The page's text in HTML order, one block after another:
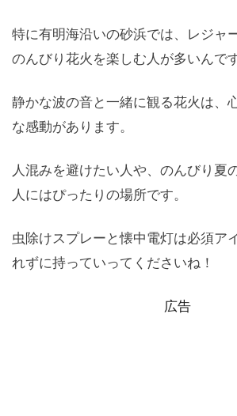
特に有明海沿いの砂浜では、レジャ
のんびり花火を楽しむ人が多いんです
静かな波の音と一緒に観る花火は、
な感動があります。
人混みを避けたい人や、のんびり夏
人にはぴったりの場所です。
虫除けスプレーと懐中電灯は必須ア
れずに持っていってくださいね！
広告